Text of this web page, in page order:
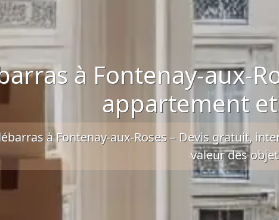
à Fontenay-aux-
appartement
à Fontenay-aux-Roses – Devis gratuit,
valeur des